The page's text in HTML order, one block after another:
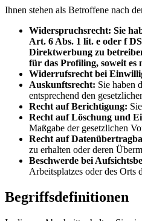
Ihnen stehen als Betroffene nach
Widerspruchsrecht: Sie
Art. 6 Abs. 1 lit. e oder f
Direktwerbung zu
für das Profiling, soweit
Widerrufsrecht bei
Auskunftsrecht: Sie haben
entsprechend den
Recht auf Berichtigung:
Recht auf Löschung und
Maßgabe der gesetzlichen
Recht auf
zu erhalten oder deren
Beschwerde bei
Arbeitsplatzes oder des Orts
Begriffsdefinitionen